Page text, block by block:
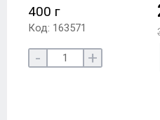
400 г
Код: 163571
- +